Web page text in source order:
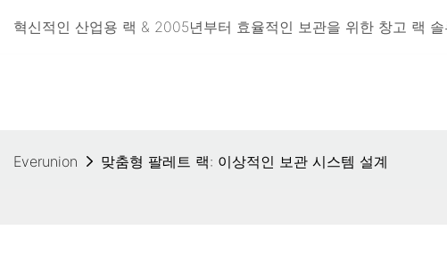
혁신적인 산업용 랙 & 2005년부터 효율적인 보관을 위한 창고 랙
Everunion 맞춤형 팔레트 랙: 이상적인 보관 시스템 설계